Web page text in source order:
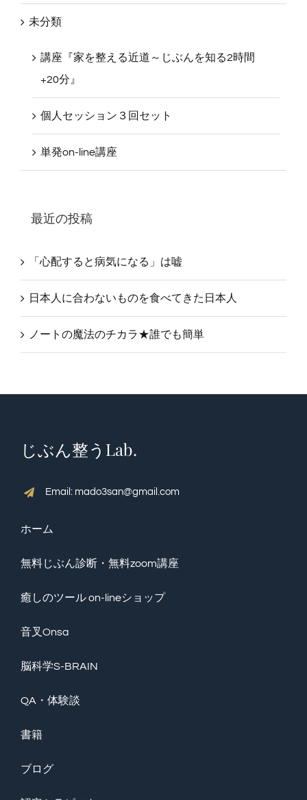
コーチング＠神社仏閣
講座『家を整える近道～じぶんを知る2時間
+20分』
個人セッション３回セット
単発on-line講座
「心配すると病気になる」は嘘
日本人に合わないものを食べてきた日本人
ノートの魔法のチカラ★誰でも簡単